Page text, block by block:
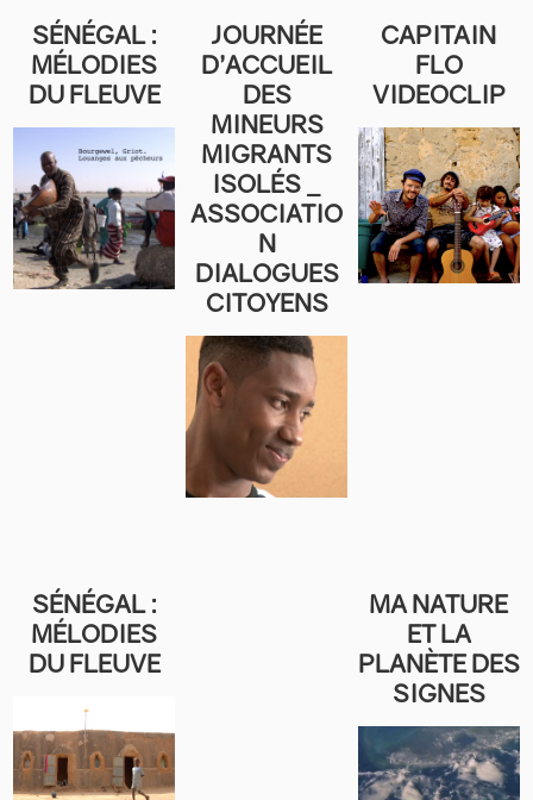
SÉNÉGAL :
MÉLODIES
DU FLEUVE
JOURNÉE
D’ACCUEIL
DES
MINEURS
MIGRANTS
ISOLÉS _
ASSOCIATIO
N
DIALOGUES
CITOYENS
CAPITAIN
FLO
VIDEOCLIP
SÉNÉGAL :
MÉLODIES
DU FLEUVE
MA NATURE
ET LA
PLANÈTE DES
SIGNES